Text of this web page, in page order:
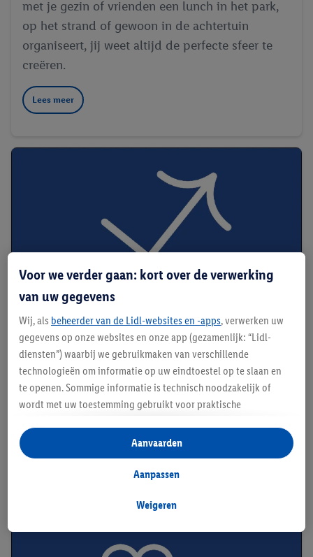
met je gezin of vrienden een lunch in het park,
op het strand of gewoon in de achtertuin
organiseert, jij weet altijd de perfecte sfeer te
creëren.
Lees meer
Boogschutter
Terwijl anderen nog een reisgids zitten door te
bladeren, heb jij je tent al ingepakt en ben je on
the road.
Voor we verder gaan: kort over de verwerking
van uw gegevens
Wij, als beheerder van de Lidl-websites en -apps, verwerken uw
gegevens op onze websites en onze app (gezamenlijk: “Lidl-
diensten”) waarbij we gebruikmaken van verschillende
technologieën om informatie op uw eindtoestel op te slaan en
te openen. Sommige informatie is technisch noodzakelijk of
wordt met uw toestemming gebruikt voor praktische
reclame binnen en buiten de Lidl-diensten aan te bieden. Als u
deelneemt aan het Lidl Plus-programma, worden voor deze
doeleinden eveneens gegevens over uw koopgedrag in de
Als u hier uw toestemming geeft voor gepersonaliseerde
Weigeren
Aanpassen
Aanvaarden